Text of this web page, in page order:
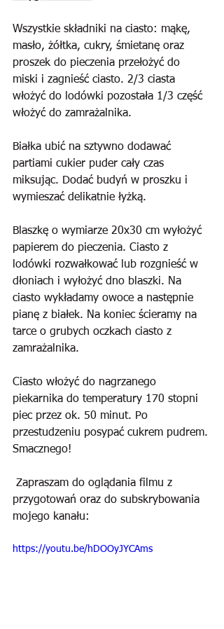
Wszystkie składniki na ciasto: mąkę,
masło, żółtka, cukry, śmietanę oraz
proszek do pieczenia przełożyć do
miski i zagnieść ciasto. 2/3 ciasta
włożyć do lodówki pozostała 1/3 część
włożyć do zamrażalnika.
Białka ubić na sztywno dodawać
partiami cukier puder cały czas
miksując. Dodać budyń w proszku i
wymieszać delikatnie łyżką.
Blaszkę o wymiarze 20x30 cm wyłożyć
papierem do pieczenia. Ciasto z
lodówki rozwałkować lub rozgnieść w
dłoniach i wyłożyć dno blaszki. Na
ciasto wykładamy owoce a następnie
pianę z białek. Na koniec ścieramy na
tarce o grubych oczkach ciasto z
zamrażalnika.
Ciasto włożyć do nagrzanego
piekarnika do temperatury 170 stopni
piec przez ok. 50 minut. Po
przestudzeniu posypać cukrem pudrem.
Smacznego!
przygotowań oraz do subskrybowania
mojego kanału:
https://youtu.be/hDOOyJYCAms